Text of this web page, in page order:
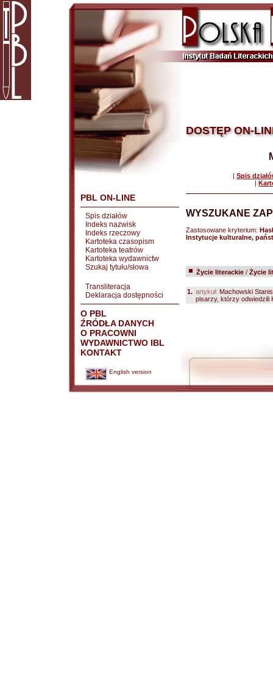
PBL ON-LINE
Spis działów
Indeks nazwisk
Indeks rzeczowy
Kartoteka czasopism
Kartoteka teatrów
Kartoteka wydawnictw
Szukaj tytułu/słowa
Transliteracja
Deklaracja dostępności
O PBL
ŹRÓDŁA DANYCH
O PRACOWNI
WYDAWNICTWO IBL
KONTAKT
English version
DOSTĘP ON-
| Spis
|
WYSZUKANE
Zastosowane kryterium:
Instytucje kulturalne,
Życie literackie / Życie
1. artykuł: Machowski
pisarzy, którzy odwiedzili